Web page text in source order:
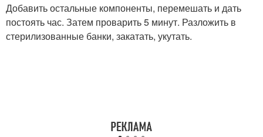
Добавить остальные компоненты, перемешать и дать
постоять час. Затем проварить 5 минут. Разложить в
стерилизованные банки, закатать, укутать.